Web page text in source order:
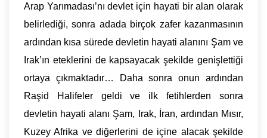
Arap Yarımadası’nı devlet için hayati bir alan olarak
belirlediği, sonra adada birçok zafer kazanmasının
ardından kısa sürede devletin hayati alanını Şam ve
Irak’ın eteklerini de kapsayacak şekilde genişlettiği
ortaya çıkmaktadır… Daha sonra onun ardından
Raşid Halifeler geldi ve ilk fetihlerden sonra
devletin hayati alanı Şam, Irak, İran, ardından Mısır,
Kuzey Afrika ve diğerlerini de içine alacak şekilde